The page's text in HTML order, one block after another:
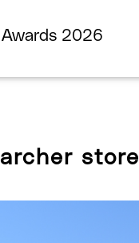
Awards 2026
store